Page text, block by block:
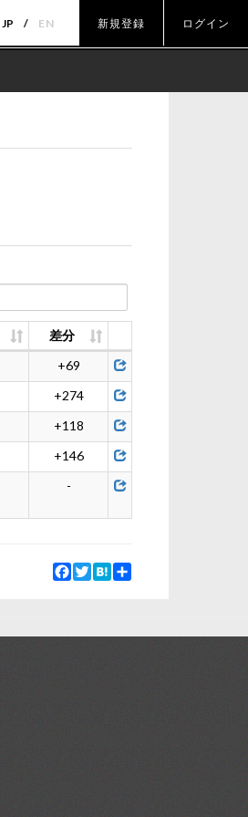
JP EN 新規登録 ログイン
差分
+69
+274
+118
+146
-
Facebook
Twitter
Hatena